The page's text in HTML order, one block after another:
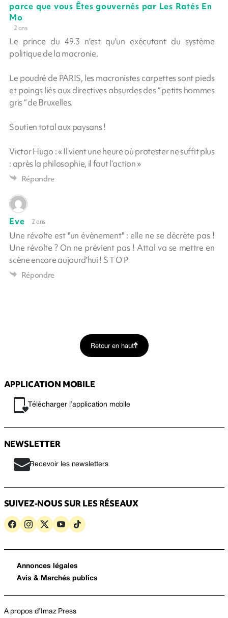
parce que vous Êtes gouvernés par Les Ratés En
Mo
2 ans
Le prince du 49.3 n'est qu'un exécutant du système
politique de la macronie.
Le poudré de PARIS, les macronistes carpettes sont pieds
et poings liés aux directives absurdes des “ petits hommes
gris “ de Bruxelles.
Soutien total aux paysans !
Victor Hugo : « Il vient une heure où protester ne suffit plus
: après la philosophie, il faut l’action »
Répondre
Eve 2 ans
Une révolte est "un évènement" : elle ne se décrète pas !
Une révolte ? On ne prévient pas ! Attal va se mettre en
scène encore aujourd'hui ! S T O P
Répondre
Retour en haut
APPLICATION MOBILE
Télécharger l’application mobile
NEWSLETTER
Recevoir les newsletters
SUIVEZ-NOUS SUR LES RÉSEAUX
Annonces légales
Avis & Marchés publics
A propos d’Imaz Press